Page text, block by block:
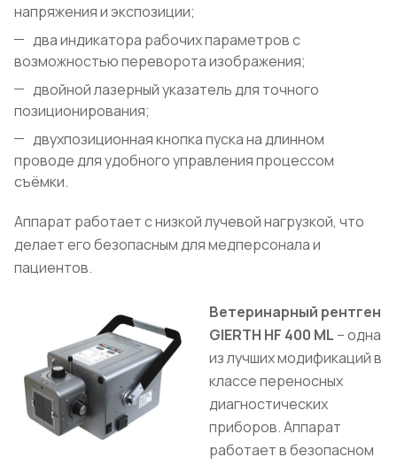
напряжения и экспозиции;
два индикатора рабочих параметров с
возможностью переворота изображения;
двойной лазерный указатель для точного
позиционирования;
двухпозиционная кнопка пуска на длинном
проводе для удобного управления процессом
съёмки.
Аппарат работает с низкой лучевой нагрузкой, что
делает его безопасным для медперсонала и
пациентов.
Ветеринарный рентген
GIERTH HF 400 ML – одна
из лучших модификаций в
классе переносных
диагностических
приборов. Аппарат
работает в безопасном